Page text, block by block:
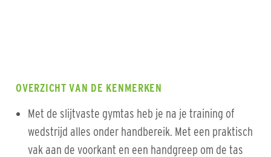
OVERZICHT VAN DE KENMERKEN
Met de slijtvaste gymtas heb je na je training of
wedstrijd alles onder handbereik. Met een praktisch
vak aan de voorkant en een handgreep om de tas